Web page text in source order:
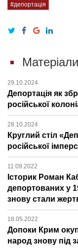
#депортація
29.10.2024
Депортація як
російської
28.10.2024
Круглий стіл
російської
11.09.2022
Історик Роман
депортованих у
знову стали
18.05.2022
Допоки Крим
народ знову під